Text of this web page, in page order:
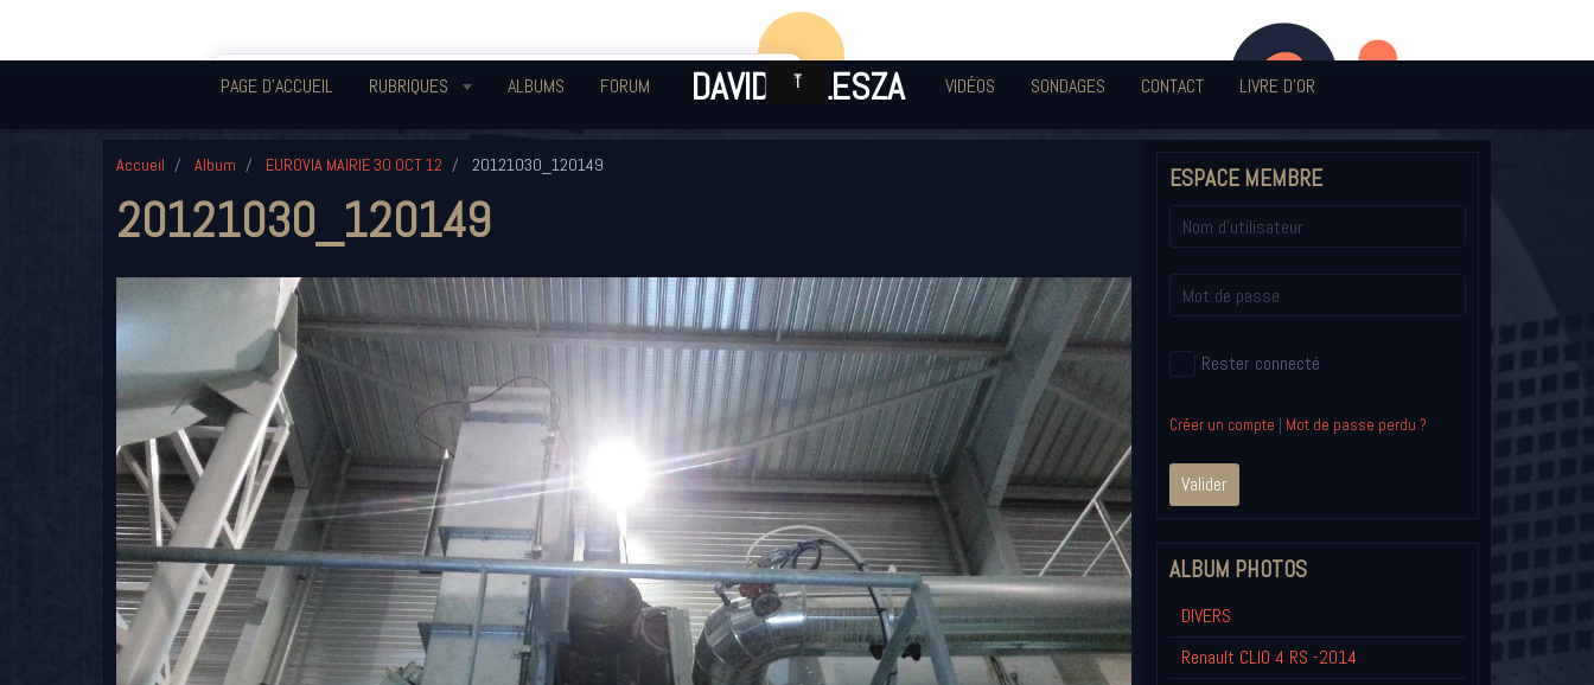
PAGE D'ACCUEIL RUBRIQUES ALBUMS FORUM DAVID KULESZA VIDÉOS SONDAGES CONTACT LIVRE D'OR
Accueil Album EUROVIA MAIRIE 30 OCT 12 20121030_120149
20121030_120149
ESPACE MEMBRE
Rester connecté
Créer un compte | Mot de passe perdu ?
Valider
ALBUM PHOTOS
DIVERS
Renault CLIO 4 RS -2014